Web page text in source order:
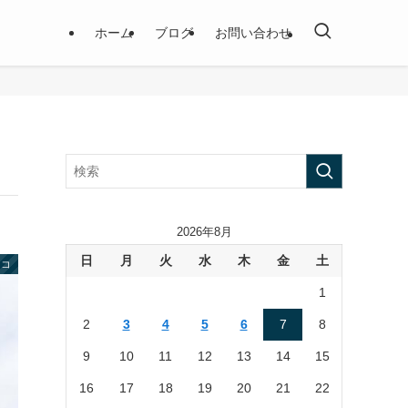
ホーム ブログ お問い合わせ
2026年8月
日 月 火 水 木 金 土
1
2 3 4 5 6 7 8
9 10 11 12 13 14 15
16 17 18 19 20 21 22